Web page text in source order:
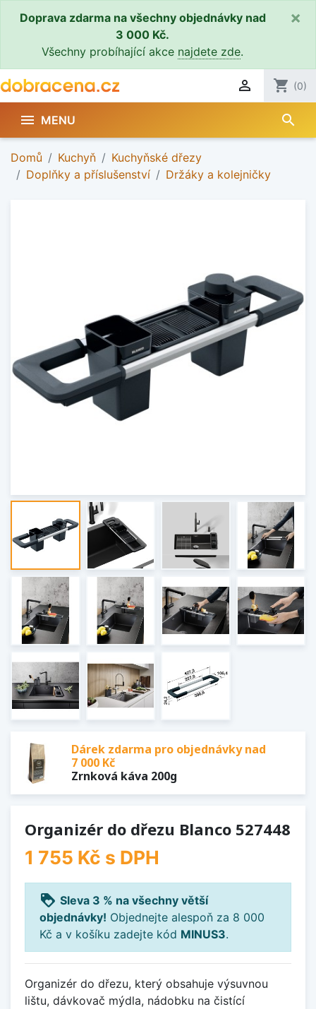
Doprava zdarma na všechny objednávky nad
3 000 Kč.
Všechny probíhající akce najdete zde.
×
 shopping_cart (0)
 MENU search
Domů Kuchyň
Kuchyňské dřezy
Doplňky a příslušenství
Držáky a kolejničky
Dárek zdarma pro objednávky nad
7 000 Kč
Zrnková káva 200g
Organizér do dřezu Blanco 527448
1 755 Kč s DPH
loyalty Sleva 3 % na všechny větší
objednávky! Objednejte alespoň za 8 000
Kč a v košíku zadejte kód MINUS3.
Organizér do dřezu, který obsahuje výsuvnou
lištu, dávkovač mýdla, nádobku na čistící